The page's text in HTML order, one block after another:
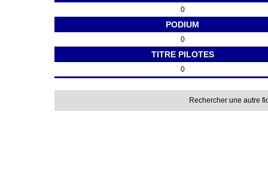
0
PODIUM
0
TITRE PILOTES
0
Rechercher une autre